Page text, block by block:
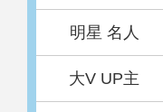
明星 名人
大V UP主